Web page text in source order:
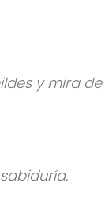
y mira de